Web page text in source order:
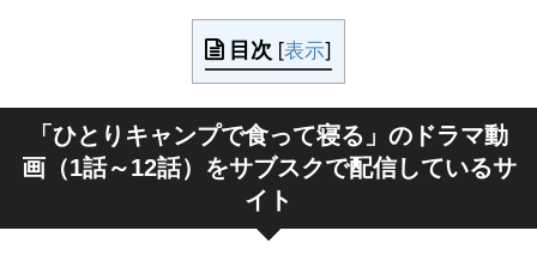
目次 [表示]
「ひとりキャンプで食って寝る」のドラマ動
画（1話～12話）をサブスクで配信しているサ
イト